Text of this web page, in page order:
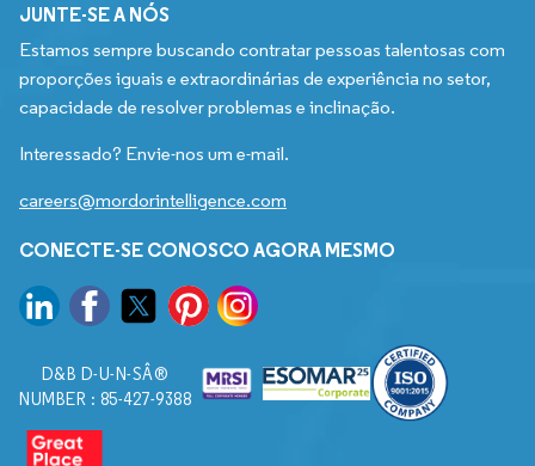
JUNTE-SE A NÓS
Estamos sempre buscando contratar pessoas talentosas com
proporções iguais e extraordinárias de experiência no setor,
capacidade de resolver problemas e inclinação.
Interessado? Envie-nos um e-mail.
careers@mordorintelligence.com
CONECTE-SE CONOSCO AGORA MESMO
D&B D-U-N-SÂ®
NUMBER : 85-427-9388